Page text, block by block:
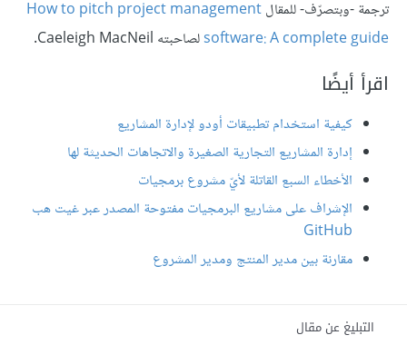
ترجمة -وبتصرّف- للمقالHow to pitch project management
software: A complete guideلصاحبته Caeleigh MacNeil.
اقرأ أيضًا
كيفية استخدام تطبيقات أودو لإدارة المشاريع
إدارة المشاريع التجارية الصغيرة والاتجاهات الحديثة لها
الأخطاء السبع القاتلة لأيّ مشروع برمجيات
الإشراف على مشاريع البرمجيات مفتوحة المصدر عبر غيت هب
GitHub
مقارنة بين مدير المنتج ومدير المشروع
التبليغ عن مقال